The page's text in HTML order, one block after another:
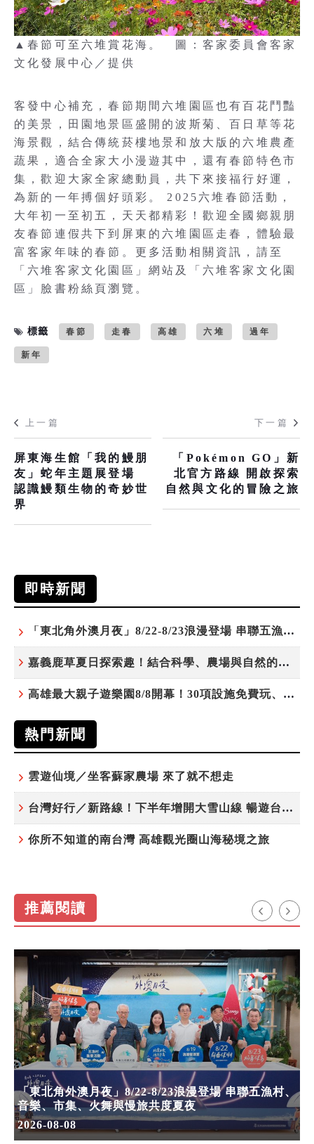
▲春節可至六堆賞花海。 圖：客家委員會客家
文化發展中心／提供
客發中心補充，春節期間六堆園區也有百花鬥豔
的美景，田園地景區盛開的波斯菊、百日草等花
海景觀，結合傳統菸樓地景和放大版的六堆農產
蔬果，適合全家大小漫遊其中，還有春節特色市
集，歡迎大家全家總動員，共下來接福行好運，
為新的一年搏個好頭彩。 2025六堆春節活動，
大年初一至初五，天天都精彩！歡迎全國鄉親朋
友春節連假共下到屏東的六堆園區走春，體驗最
富客家年味的春節。更多活動相關資訊，請至
「六堆客家文化園區」網站及「六堆客家文化園
區」臉書粉絲頁瀏覽。
標籤 春節 走春 高雄 六堆 過年
新年
上一篇
屏東海生館「我的鰻朋
友」蛇年主題展登場
認識鰻類生物的奇妙世
界
下一篇
「Pokémon GO」新
北官方路線 開啟探索
自然與文化的冒險之旅
即時新聞
「東北角外澳月夜」8/22-8/23浪漫登場 串聯五漁村、音樂、市集、火舞與慢旅共度夏夜
嘉義鹿草夏日探索趣！結合科學、農場與自然的親子小旅行
高雄最大親子遊樂園8/8開幕！30項設施免費玩、YOYO家族嗨翻暑假
熱門新聞
雲遊仙境／坐客蘇家農場 來了就不想走
台灣好行／新路線！下半年增開大雪山線 暢遊台中更便利
你所不知道的南台灣 高雄觀光圈山海秘境之旅
推薦閱讀
「東北角外澳月夜」8/22-8/23浪漫登場 串聯五漁村、
音樂、市集、火舞與慢旅共度夏夜
2026-08-08